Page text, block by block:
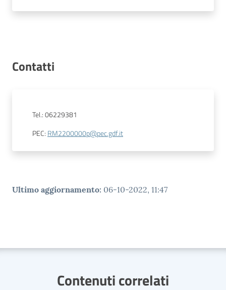
su
Contatti
Tel.:06229381
PEC: RM2200000p@pec.gdf.it
Ultimo aggiornamento: 06-10-2022, 11:47
Contenuti correlati